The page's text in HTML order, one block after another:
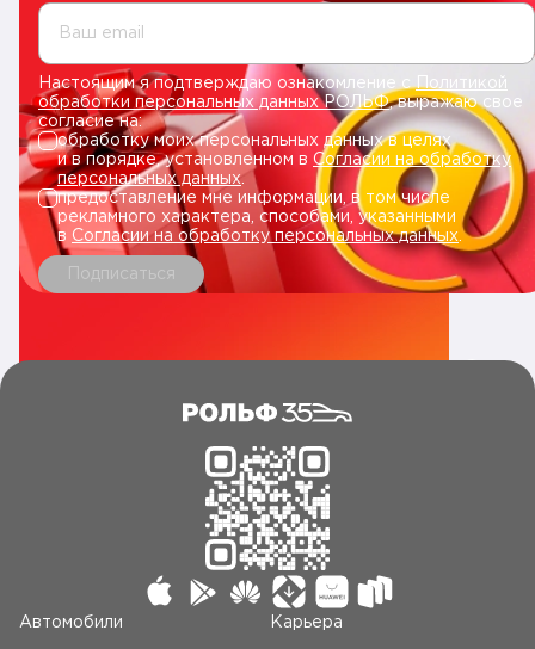
Ваш email
Настоящим я подтверждаю ознакомление сПолитикой
обработки персональных данных РОЛЬФ, выражаю свое
согласие на:
обработку моих персональных данных в целях
и в порядке, установленном в Согласии на обработку
персональных данных.
предоставление мне информации, в том числе
рекламного характера, способами, указанными
в Согласии на обработку персональных данных
Подписаться
Автомобили Карьера